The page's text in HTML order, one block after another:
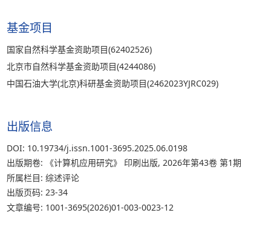
基金项目
国家自然科学基金资助项目(62402526)
北京市自然科学基金资助项目(4244086)
中国石油大学(北京)科研基金资助项目(2462023YJRC029)
出版信息
DOI: 10.19734/j.issn.1001-3695.2025.06.0198
出版期卷: 《计算机应用研究》 印刷出版, 2026年第43卷 第1期
所属栏目: 综述评论
出版页码: 23-34
文章编号: 1001-3695(2026)01-003-0023-12